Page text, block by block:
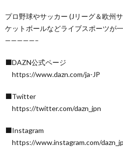
プロ野球やサッカー (Jリーグ＆欧州
ケットボールなどライブスポーツが
—————–
⬛DAZN公式ページ
https://www.dazn.com/ja-JP
⬛Twitter
https://twitter.com/dazn_jpn
⬛Instagram
https://www.instagram.com/